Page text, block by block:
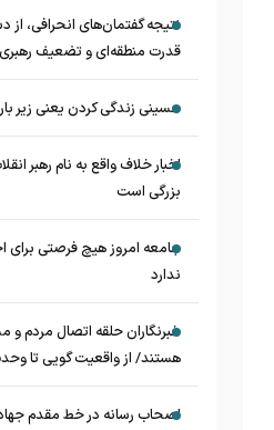
نتیجه گفتمان‌های انحرافی،
قدرت منطقه‌ای و تضعیف
حسینی زندگی کردن یعنی زیر
اخبار خلاف واقع به نام رهبر
بزرگی است
جامعه امروز هیچ فرصتی برای
ندارد
خبرنگاران حلقه اتصال مردم و
هستند/ از واقعیت گویی تا
اصحاب رسانه در خط مقدم جهاد